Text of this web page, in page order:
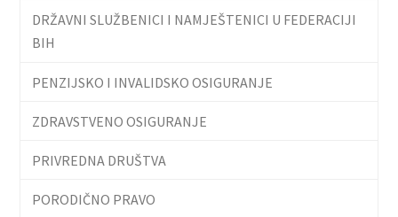
DRŽAVNI SLUŽBENICI I NAMJEŠTENICI U FEDERACIJI
BIH
PENZIJSKO I INVALIDSKO OSIGURANJE
ZDRAVSTVENO OSIGURANJE
PRIVREDNA DRUŠTVA
PORODIČNO PRAVO